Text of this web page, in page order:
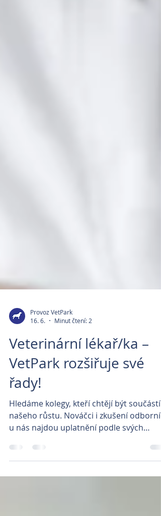
16. 6.
Minut čtení: 2
Veterinární lékař/ka –
VetPark rozšiřuje své
řady!
Hledáme kolegy, kteří chtějí být součástí
u nás najdou uplatnění podle svých
preferencí.